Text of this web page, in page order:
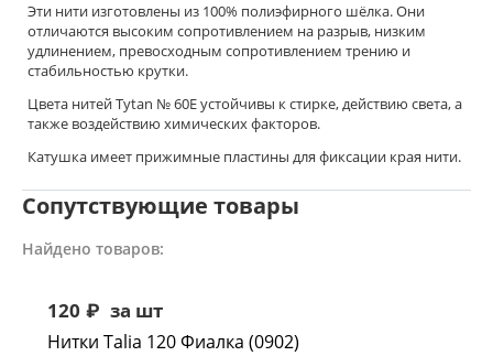
Эти нити изготовлены из 100% полиэфирного шёлка. Они
отличаются высоким сопротивлением на разрыв, низким
удлинением, превосходным сопротивлением трению и
стабильностью крутки.
Цвета нитей Tytan № 60Е устойчивы к стирке, действию света, а
также воздействию химических факторов.
Катушка имеет прижимные пластины для фиксации края нити.
Сопутствующие товары
Найдено товаров:
120 ₽ за шт
Нитки Talia 120 Фиалка (0902)